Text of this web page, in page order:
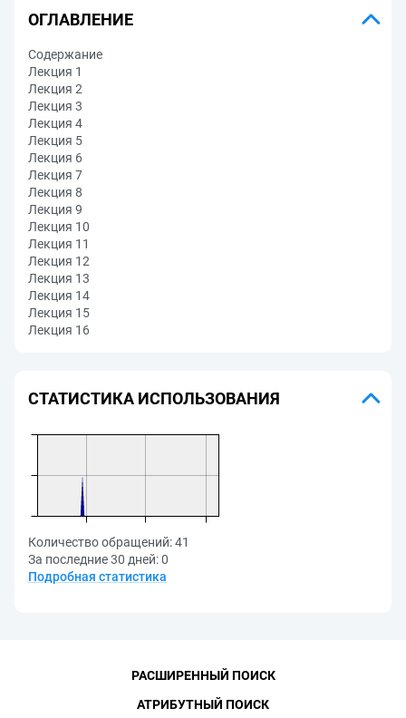
ОГЛАВЛЕНИЕ
Содержание
Лекция 1
Лекция 2
Лекция 3
Лекция 4
Лекция 5
Лекция 6
Лекция 7
Лекция 8
Лекция 9
Лекция 10
Лекция 11
Лекция 12
Лекция 13
Лекция 14
Лекция 15
Лекция 16
СТАТИСТИКА ИСПОЛЬЗОВАНИЯ
Количество обращений:41
За последние 30 дней:0
Подробная статистика
РАСШИРЕННЫЙ ПОИСК
АТРИБУТНЫЙ ПОИСК